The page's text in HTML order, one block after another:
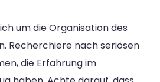
um die Organisation des
Recherchiere nach seriösen
die Erfahrung im